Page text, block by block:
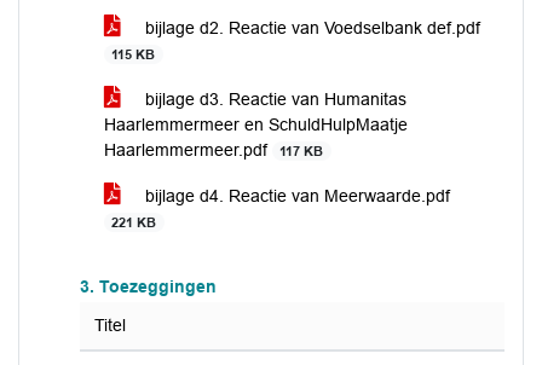
bijlage d2. Reactie van Voedselbank def.pdf
115 KB
bijlage d3. Reactie van Humanitas
Haarlemmermeer en SchuldHulpMaatje
Haarlemmermeer.pdf
117 KB
bijlage d4. Reactie van Meerwaarde.pdf
221 KB
3. Toezeggingen
Titel